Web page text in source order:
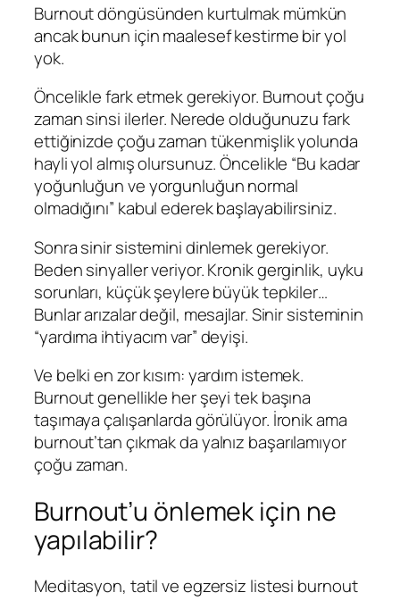
Burnout döngüsünden kurtulmak mümkün
ancak bunun için maalesef kestirme bir yol
yok.
Öncelikle fark etmek gerekiyor. Burnout çoğu
zaman sinsi ilerler. Nerede olduğunuzu fark
ettiğinizde çoğu zaman tükenmişlik yolunda
hayli yol almış olursunuz. Öncelikle “Bu kadar
yoğunluğun ve yorgunluğun normal
olmadığını” kabul ederek başlayabilirsiniz.
Sonra sinir sistemini dinlemek gerekiyor.
Beden sinyaller veriyor. Kronik gerginlik, uyku
sorunları, küçük şeylere büyük tepkiler…
Bunlar arızalar değil, mesajlar. Sinir sisteminin
“yardıma ihtiyacım var” deyişi.
Ve belki en zor kısım: yardım istemek.
Burnout genellikle her şeyi tek başına
taşımaya çalışanlarda görülüyor. İronik ama
burnout’tan çıkmak da yalnız başarılamıyor
çoğu zaman.
Burnout’u önlemek için ne
yapılabilir?
Meditasyon, tatil ve egzersiz listesi burnout